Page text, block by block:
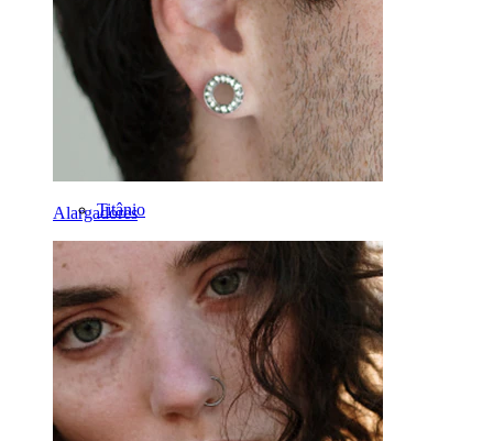
Alargadores
Ferradura
Bananas
Lóbulo
Titânio